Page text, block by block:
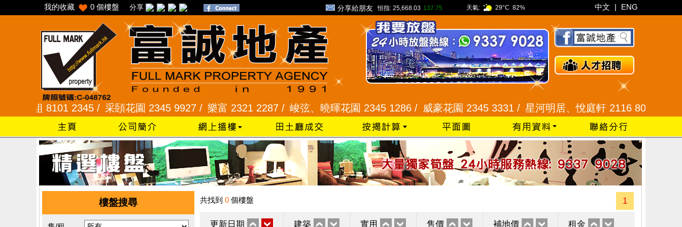
我的收藏 0 個樓盤 分享 分享給朋友 恒指: 25,668.03 137.75 天氣: 29°C 82% 中文 | ENG
組 8101 2345 /采頣花園 2345 9927 /樂富 2321 2287 /峻弦、曉暉花園 2345 1286 /威豪花園 2345 3331 /星河明居、悅庭軒 2116 8008 /現崇山
樓盤搜尋 共找到 0 個樓盤 1
更新日期 建築 實用 售價 補地價 租金